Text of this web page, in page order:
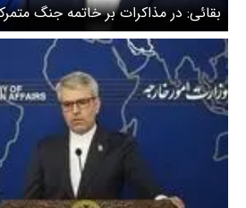
بقائی: در مذاکرات بر خاتمه جنگ